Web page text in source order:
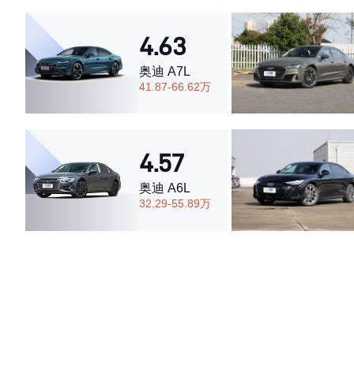
·外观表现较为优秀，优于65%同级车
·内饰表现一般，低于84%同级车
·空间表现一般，低于99%同级车
4.63
奥迪 A7L
41.87-66.62万
4.57
奥迪 A6L
32.29-55.89万